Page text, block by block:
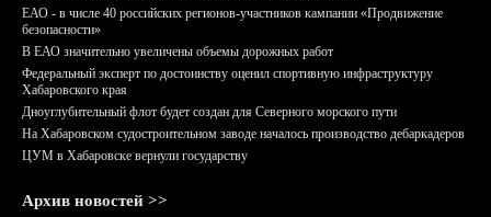
ЕАО - в числе 40 российских регионов-участников кампании «Продвижение
безопасности»
В ЕАО значительно увеличены объемы дорожных работ
Федеральный эксперт по достоинству оценил спортивную инфраструктуру
Хабаровского края
Дноуглубительный флот будет создан для Северного морского пути
На Хабаровском судостроительном заводе началось производство дебаркадеров
ЦУМ в Хабаровске вернули государству
Архив новостей >>